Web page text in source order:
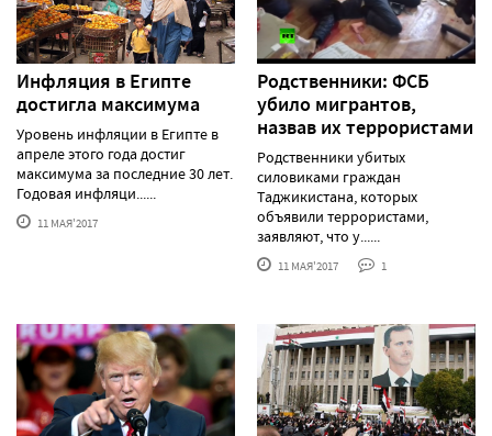
Инфляция в Египте
достигла максимума
Уровень инфляции в Египте в
апреле этого года достиг
максимума за последние 30 лет.
Годовая инфляци......
11 МАЯ'2017
Родственники: ФСБ
убило мигрантов,
назвав их террористами
Родственники убитых
силовиками граждан
Таджикистана, которых
объявили террористами,
заявляют, что у......
11 МАЯ'2017 1